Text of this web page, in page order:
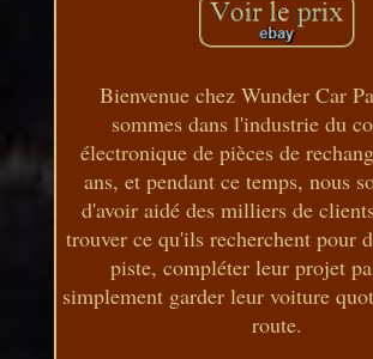
Bienvenue chez Wunder Car
sommes dans l'industrie du
électronique de pièces de
ans, et pendant ce temps, nous
d'avoir aidé des milliers de
trouver ce qu'ils recherchent pour
piste, compléter leur projet
simplement garder leur voiture
route.